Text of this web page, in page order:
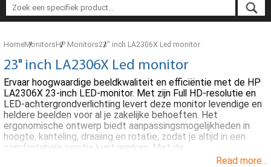
HomeMonitorsHP Monitors23" inch LA2306X Led monitor
23" inch LA2306X Led monitor
Ervaar hoogwaardige beeldkwaliteit en efficiëntie met de HP
LA2306X 23-inch LED-monitor. Met zijn Full HD-resolutie en
LED-achtergrondverlichting levert deze monitor levendige en
heldere beelden voor al je zakelijke behoeften. Het
ergonomische ontwerp biedt aanpassingsmogelijkheden in
hoogte, kanteling, draaiing en rotatie, zodat je altijd in een
comfortabele positie kunt werken. Met de
energiebesparende functies voldoet de LA2306X aanRead more...